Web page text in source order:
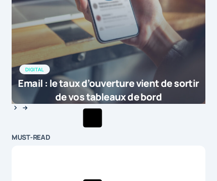
DIGITAL
Email : le taux d’ouverture vient de sortir
de vos tableaux de bord
MUST-READ